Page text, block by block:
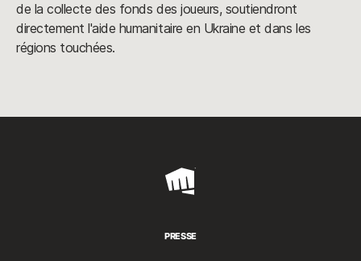
de la collecte des fonds des joueurs, soutiendront
directement l'aide humanitaire en Ukraine et dans les
régions touchées.
Riot
PRESSE